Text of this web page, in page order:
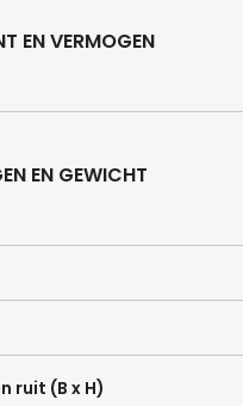
EN VERMOGEN
EN GEWICHT
ruit (B x H)